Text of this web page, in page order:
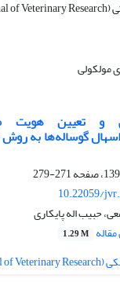
مولکولی
و تعیین هویت
271-279
10.22059/
حبیب اله پایکاری
1.29 M